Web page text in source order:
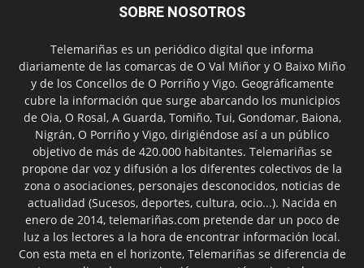
SOBRE NOSOTROS
Telemariñas es un periódico digital que informa
diariamente de las comarcas de O Val Miñor y O Baixo Miño
y de los Concellos de O Porriño y Vigo. Geográficamente
cubre la información que surge abarcando los municipios
de Oia, O Rosal, A Guarda, Tomiño, Tui, Gondomar, Baiona,
Nigrán, O Porriño y Vigo, dirigiéndose así a un público
objetivo de más de 420.000 habitantes. Telemariñas se
propone dar voz y difusión a los diferentes colectivos de la
zona o asociaciones, personajes desconocidos, noticias de
actualidad (Sucesos, deportes, cultura, ocio...). Nacida en
enero de 2014, telemariñas.com pretende dar un poco de
luz a los lectores a la hora de encontrar información local.
Con esta meta en el horizonte, Telemariñas se diferencia de